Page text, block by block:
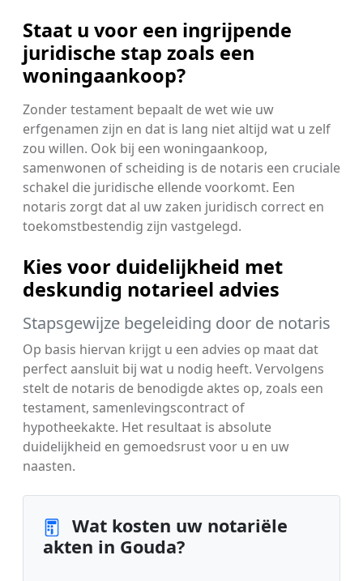
Staat u voor een ingrijpende
juridische stap zoals een
woningaankoop?
Zonder testament bepaalt de wet wie uw
erfgenamen zijn en dat is lang niet altijd wat u zelf
zou willen. Ook bij een woningaankoop,
samenwonen of scheiding is de notaris een cruciale
schakel die juridische ellende voorkomt. Een
notaris zorgt dat al uw zaken juridisch correct en
toekomstbestendig zijn vastgelegd.
Kies voor duidelijkheid met
deskundig notarieel advies
Stapsgewijze begeleiding door de notaris
Op basis hiervan krijgt u een advies op maat dat
perfect aansluit bij wat u nodig heeft. Vervolgens
stelt de notaris de benodigde aktes op, zoals een
testament, samenlevingscontract of
hypotheekakte. Het resultaat is absolute
duidelijkheid en gemoedsrust voor u en uw
naasten.
Wat kosten uw notariële
akten in Gouda?